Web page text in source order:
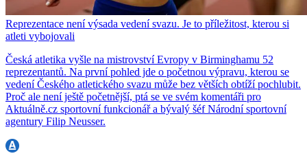
Reprezentace není výsada vedení svazu. Je to příležitost, kterou si
atleti vybojovali
Česká atletika vyšle na mistrovství Evropy v Birminghamu 52
reprezentantů. Na první pohled jde o početnou výpravu, kterou se
vedení Českého atletického svazu může bez větších obtíží pochlubit.
Proč ale není ještě početnější, ptá se ve svém komentáři pro
Aktuálně.cz sportovní funkcionář a bývalý šéf Národní sportovní
agentury Filip Neusser.